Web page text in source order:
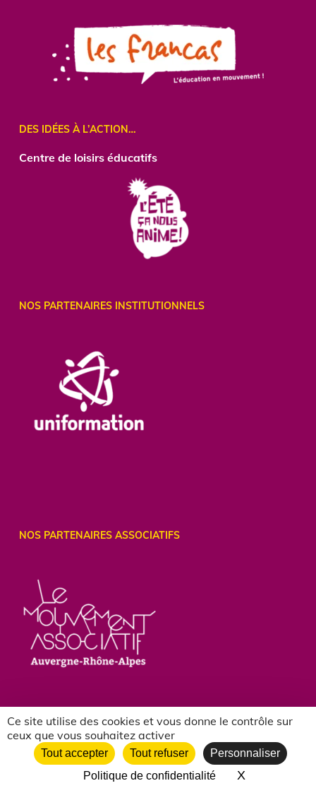
Ce site utilise des cookies et vous donne le contrôle sur
ceux que vous souhaitez activer
Tout accepter Tout refuser
Personnaliser
Politique de confidentialité
XMasquer le
DES IDÉES À L’ACTION…
Centrede loisirs éducatifs
NOS PARTENAIRES INSTITUTIONNELS
NOS PARTENAIRES ASSOCIATIFS